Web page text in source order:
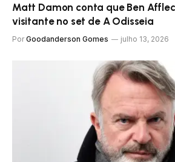
Matt Damon conta que Ben
visitante no set de A Odisseia
Por Goodanderson Gomes julho 13, 2026